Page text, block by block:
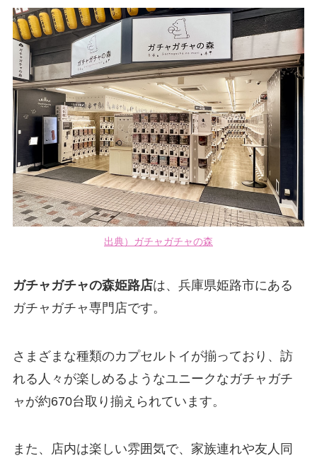
出典）ガチャガチャの森
ガチャガチャの森姫路店は、兵庫県姫路市にある
ガチャガチャ専門店です。
さまざまな種類のカプセルトイが揃っており、訪
れる人々が楽しめるようなユニークなガチャガチ
ャが約670台取り揃えられています。
また、店内は楽しい雰囲気で、家族連れや友人同